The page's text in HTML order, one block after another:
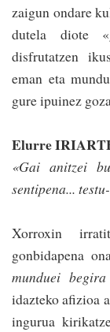
zaigun ondare
dutela diote
disfrutatzen
eman eta
gure ipuinez
Elurre
«Gai anitzei
sentipena...
Xorroxin
gonbidapena
munduei begira
idazteko afizioa
in­gurua